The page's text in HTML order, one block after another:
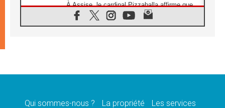
À Assise, le cardinal Pizzaballa affirme que
«les chrétiens veulent la paix»
06.08.2026
message de paix et de dignité humaine»
Qui sommes-nous ? La propriété Les services